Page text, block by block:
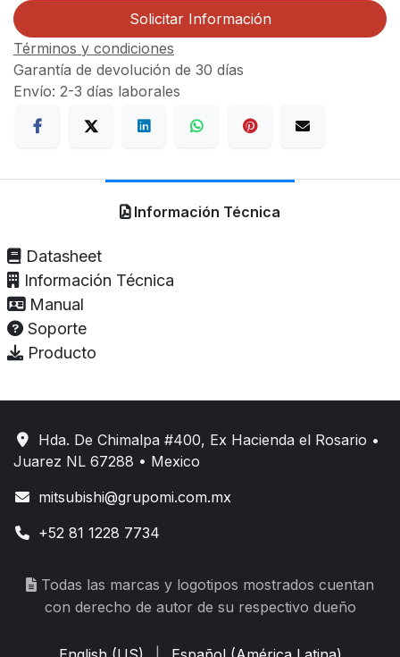
Solicitar Información
Términos y condiciones
Garantía de devolución de 30 días
Envío: 2-3 días laborales
Información Técnica
Datasheet
Información Técnica
Manual
Soporte
Producto
Hda. De Chimalpa #400, Ex Hacienda el Rosario •
Juarez NL 67288 • Mexico
mitsubishi@grupomi.com.mx
+52 81 1228 7734
Todas las marcas y logotipos mostrados cuentan
con derecho de autor de su respectivo dueño